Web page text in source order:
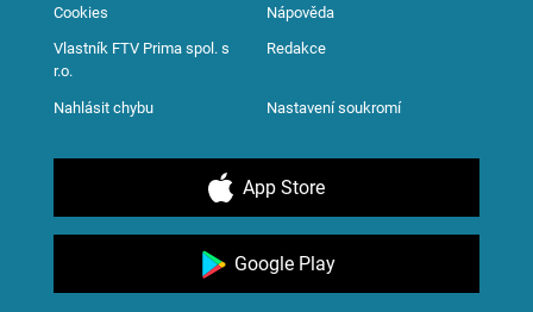
Cookies Nápověda
Vlastník FTV Prima spol. s
r.o.
Redakce
Nahlásit chybu Nastavení soukromí
App Store
Google Play